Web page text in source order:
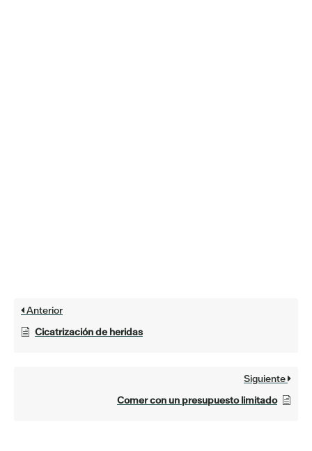
Anterior
Cicatrización de heridas
Siguiente
Comer con un presupuesto limitado